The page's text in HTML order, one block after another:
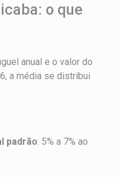
o que
anual e o valor do
a média se distribui
padrão: 5% a 7% ao